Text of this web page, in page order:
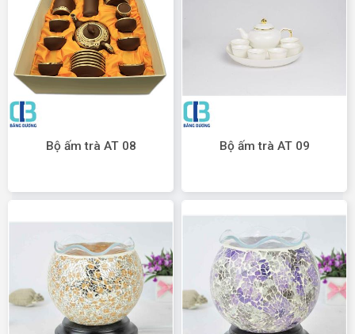
Bộ ấm trà AT 08 Bộ ấm trà AT 09